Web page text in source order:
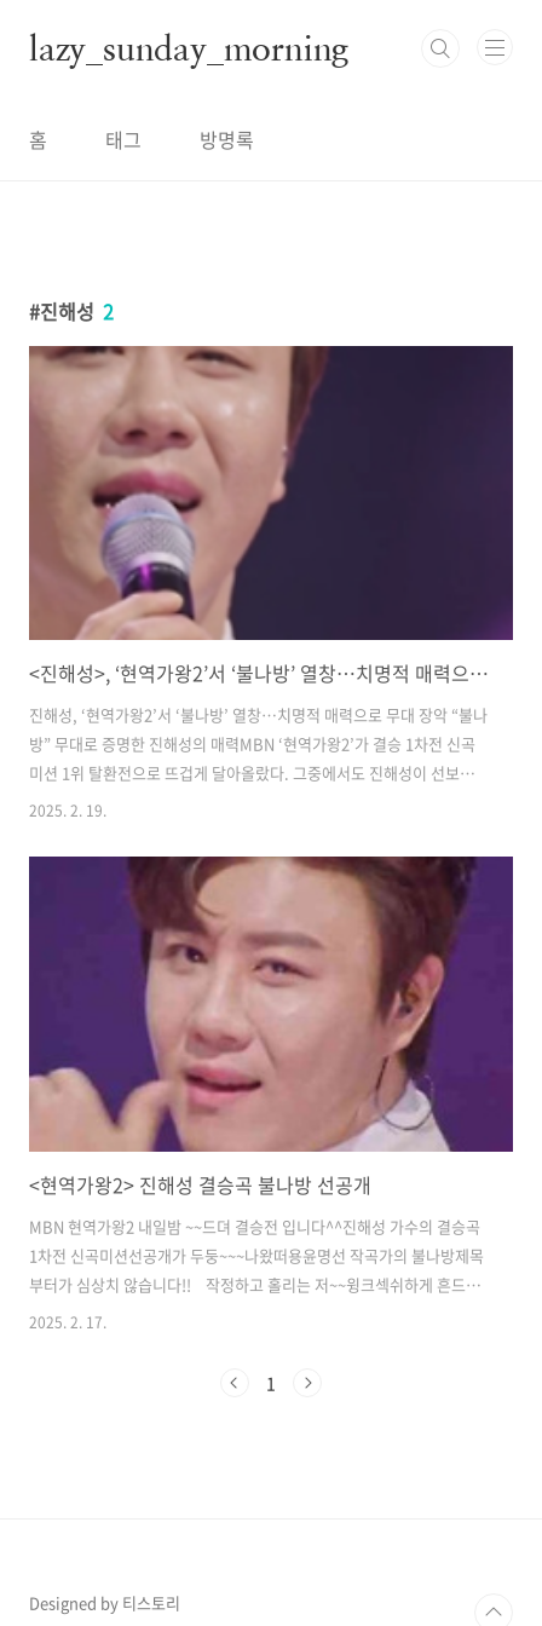
lazy_sunday_morning
홈 태그 방명록
진해성 2
<진해성>, ‘현역가왕2’서 ‘불나방’ 열창…치명적 매력으로 무대 장악
​진해성, ‘현역가왕2’서 ‘불나방’ 열창…치명적 매력으로 무대 장악 ​​“불나
방” 무대로 증명한 진해성의 매력​MBN ‘현역가왕2’가 결승 1차전 신곡
미션 1위 탈환전으로 뜨겁게 달아올랐다. 그중에서도 진해성이 선보인
‘불나방’ 무대는 단연 화제였다. 윤명선 작곡가가 만든 이 곡을 통해 진해
은 "진해성의 무대에 빨려 들어갔다", "완벽한 무대였다"라며 호평을 쏟
아냈다. ​​​진해성의 ‘불나방’, 어떤 곡이길래?​‘불나방’은 베테랑 작곡가 윤
명선이 작업한 곡으로, 강렬한 멜로디와 진해성 특유의 음색이 조화를 이
루며 무대의 완성도를 높였다.진해성은 이 곡을 단순한 트로트가 아닌 퍼
포먼스까지 곁들인 종합예술로 승화시켰다. 시작부터 제스처와..
2025. 2. 19.
<현역가왕2> 진해성 결승곡 불나방 선공개
MBN 현역가왕2 내일밤 ~~드뎌 결승전 입니다^^진해성 가수의 결승곡
1차전 신곡미션선공개가 두둥~~~나왔떠용윤명선 작곡가의 불나방제목
부터가 심상치 않습니다!! 작정하고 홀리는 저~~윙크섹쉬하게 흔드는
몸동작 꺄아아악~~~심장박동기가 따로없네대박이다~~목소리에 벌써
곡가님께서 흐뭇하게웃고있는 모습이 인상적이다흡족해 하시는 모습이
2025. 2. 17.
1
Designed by 티스토리